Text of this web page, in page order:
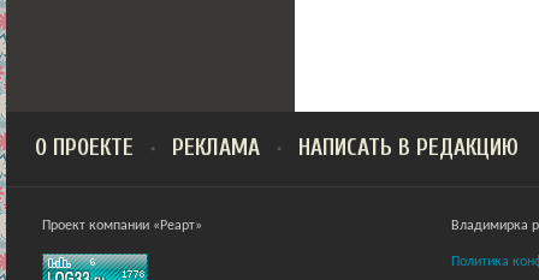
О ПРОЕКТЕ РЕКЛАМА НАПИСАТЬ В РЕДАКЦИЮ
Проект компании «Реарт» Владимирка
Политика